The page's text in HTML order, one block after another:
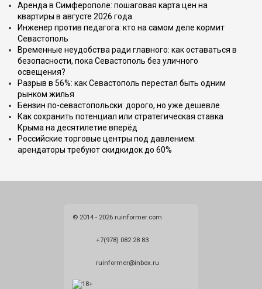
Аренда в Симферополе: пошаговая карта цен на
квартиры в августе 2026 года
Инженер против педагога: кто на самом деле кормит
Севастополь
Временные неудобства ради главного: как оставаться в
безопасности, пока Севастополь без уличного
освещения?
Разрыв в 56%: как Севастополь перестал быть одним
рынком жилья
Бензин по-севастопольски: дорого, но уже дешевле
Как сохранить потенциал или стратегическая ставка
Крыма на десятилетие вперёд
Российские торговые центры под давлением:
арендаторы требуют скидкидок до 60%
© 2014 - 2026 ruinformer.com
+7(978) 082 28 83
ruinformer@inbox.ru